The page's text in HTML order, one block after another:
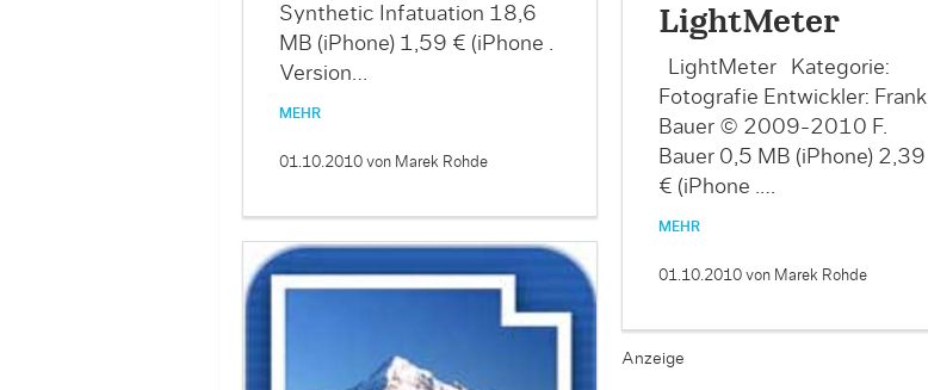
LightMeter
LightMeter Kategorie:
Fotografie Entwickler: Frank
Bauer © 2009-2010 F.
Bauer 0,5 MB (iPhone) 2,39
€ (iPhone .…
MEHR
01.10.2010 von Marek Rohde
Synthetic Infatuation 18,6
MB (iPhone) 1,59 € (iPhone .
Version…
MEHR
01.10.2010 von Marek Rohde
Anzeige